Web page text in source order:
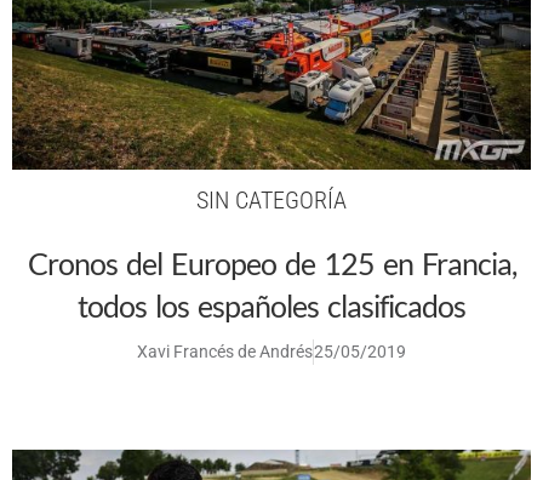
SIN CATEGORÍA
Cronos del Europeo de 125 en Francia,
todos los españoles clasificados
Xavi Francés de Andrés25/05/2019